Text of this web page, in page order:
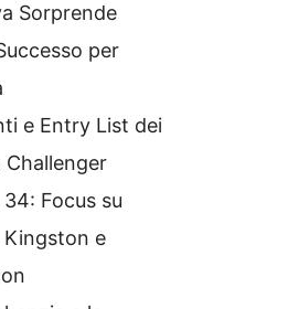
Sorprende
per
e Entry List dei
Challenger
Focus su
Kingston e